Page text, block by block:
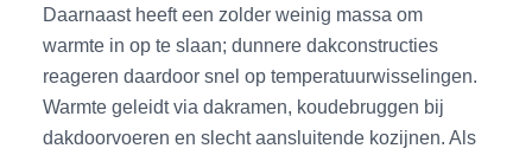
Daarnaast heeft een zolder weinig massa om
warmte in op te slaan; dunnere dakconstructies
reageren daardoor snel op temperatuurwisselingen.
Warmte geleidt via dakramen, koudebruggen bij
dakdoorvoeren en slecht aansluitende kozijnen. Als